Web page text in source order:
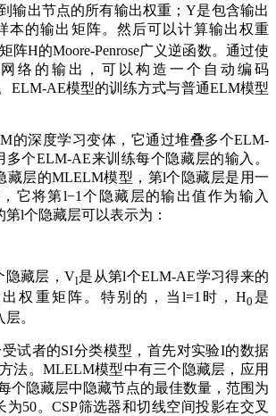
输出节点的所有输出权重；Y是包含输出
本的输出矩阵。然后可以计算输出权重
阵H的Moore-Penrose广义逆函数。通过使
络的输出，可以构造一个自动编码
ELM-AE模型的训练方式与普通ELM模型
深度学习变体，它通过堆叠多个ELM-
个ELM-AE来训练每个隐藏层的输入。
藏层的MLELM模型，第l个隐藏层是用一
它将第l−1个隐藏层的输出值作为输入
l个隐藏层可以表示为：
隐藏层，Vl是从第l个ELM-AE学习得来的
权重矩阵。特别的，当l=1时，H0 是
。
者的SI分类模型，首先对实验I的数据
法。MLELM模型中有三个隐藏层，应用
个隐藏层中隐藏节点的最佳数量，范围为
为50。CSP筛选器和切线空间投影在交叉